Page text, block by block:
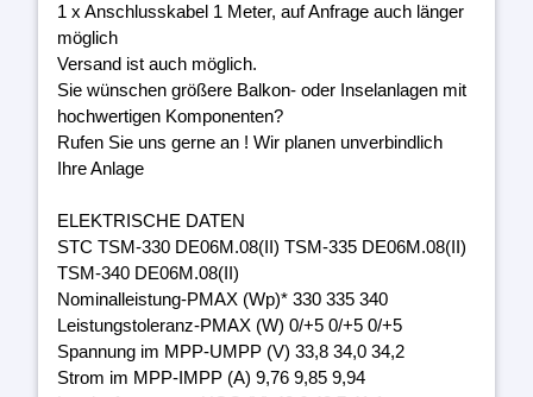
1 x Anschlusskabel 1 Meter, auf Anfrage auch länger
möglich
Versand ist auch möglich.
Sie wünschen größere Balkon- oder Inselanlagen mit
hochwertigen Komponenten?
Rufen Sie uns gerne an ! Wir planen unverbindlich
Ihre Anlage
ELEKTRISCHE DATEN
STC TSM-330 DE06M.08(II) TSM-335 DE06M.08(II)
TSM-340 DE06M.08(II)
Nominalleistung-PMAX (Wp)* 330 335 340
Leistungstoleranz-PMAX (W) 0/+5 0/+5 0/+5
Spannung im MPP-UMPP (V) 33,8 34,0 34,2
Strom im MPP-IMPP (A) 9,76 9,85 9,94